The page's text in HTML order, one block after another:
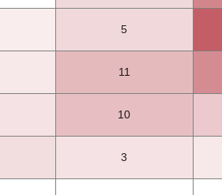
5
11
10
3